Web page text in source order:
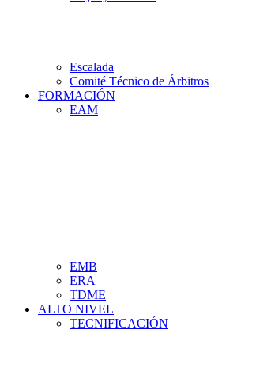
Escalada
Comité Técnico de Árbitros
FORMACIÓN
EAM
EMB
ERA
TDME
ALTO NIVEL
TECNIFICACIÓN